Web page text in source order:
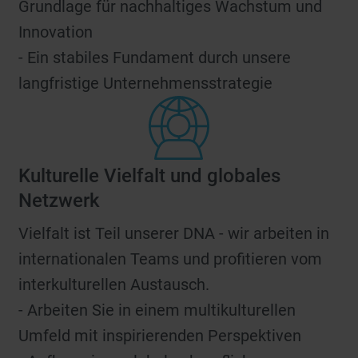
Grundlage für nachhaltiges Wachstum und
Innovation
- Ein stabiles Fundament durch unsere
langfristige Unternehmensstrategie
Kulturelle Vielfalt und globales
Netzwerk
Vielfalt ist Teil unserer DNA - wir arbeiten in
internationalen Teams und profitieren vom
interkulturellen Austausch.
- Arbeiten Sie in einem multikulturellen
Umfeld mit inspirierenden Perspektiven